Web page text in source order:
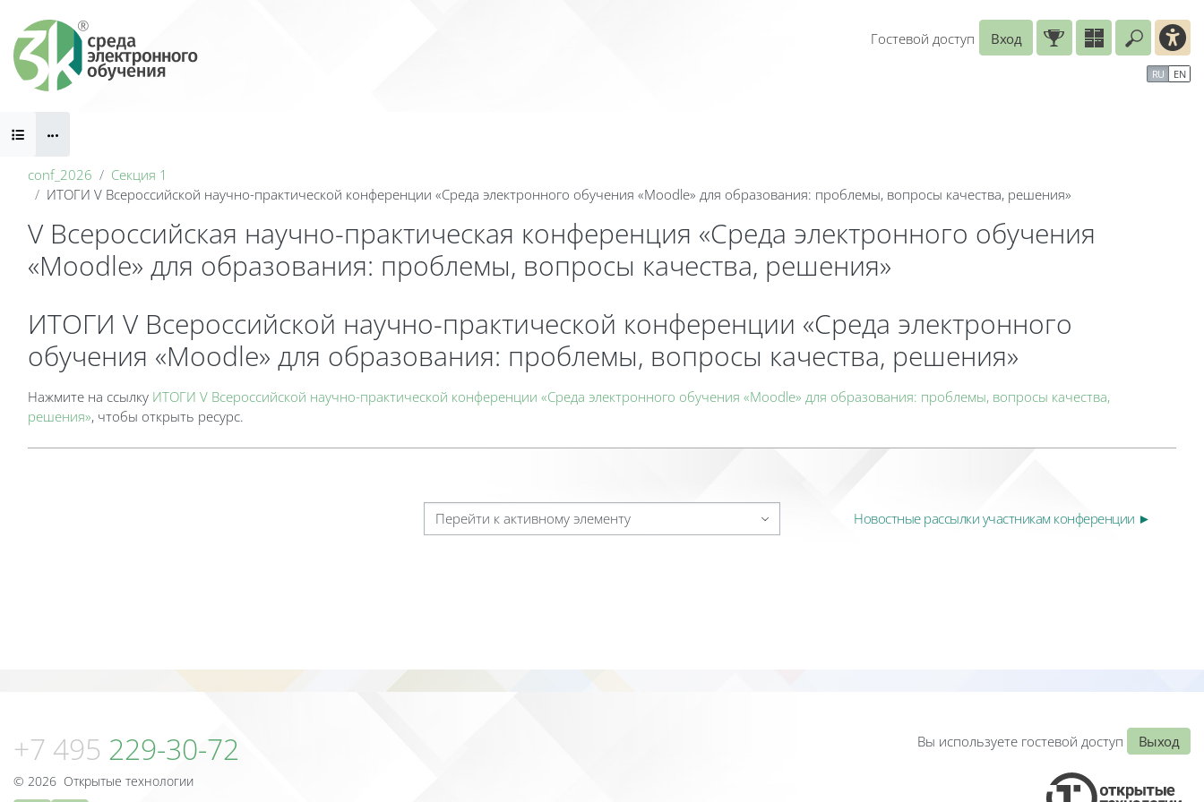
Гостевой доступ
Вход
RU EN
Блоки
conf_2026
Секция 1
ИТОГИ V Всероссийской научно-практической конференции «Среда электронного обучения «Moodle» для образования: проблемы, вопросы качества, решения»
V Всероссийская научно-практическая конференция «Среда электронного обучения
«Moodle» для образования: проблемы, вопросы качества, решения»
Блоки
ИТОГИ V Всероссийской научно-практической конференции «Среда электронного
обучения «Moodle» для образования: проблемы, вопросы качества, решения»
Требуемые условия завершения
Нажмите на ссылку ИТОГИ V Всероссийской научно-практической конференции «Среда электронного обучения «Moodle» для образования: проблемы, вопросы качества,
решения», чтобы открыть ресурс.
Перейти к активному элементу Новостные рассылки участникам конференции ►
+7 495 229-30-72
© 2026 Открытые технологии
Вы используете гостевой доступ Выход